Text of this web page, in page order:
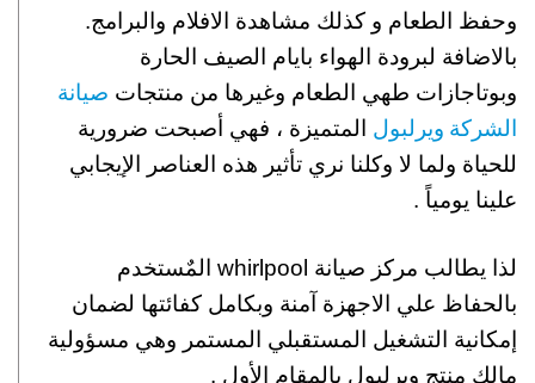
وحفظ الطعام و كذلك مشاهدة الافلام والبرامج.
بالاضافة لبرودة الهواء بايام الصيف الحارة
وبوتاجازات طهي الطعام وغيرها من منتجات صيانة
الشركة ويرلبول المتميزة ، فهي أصبحت ضرورية
للحياة ولما لا وكلنا نري تأثير هذه العناصر الإيجابي
علينا يومياً .
لذا يطالب مركز صيانة whirlpool المٌستخدم
بالحفاظ علي الاجهزة آمنة وبكامل كفائتها لضمان
إمكانية التشغيل المستقبلي المستمر وهي مسؤولية
مالك منتج ويرلبول بالمقام الأول .